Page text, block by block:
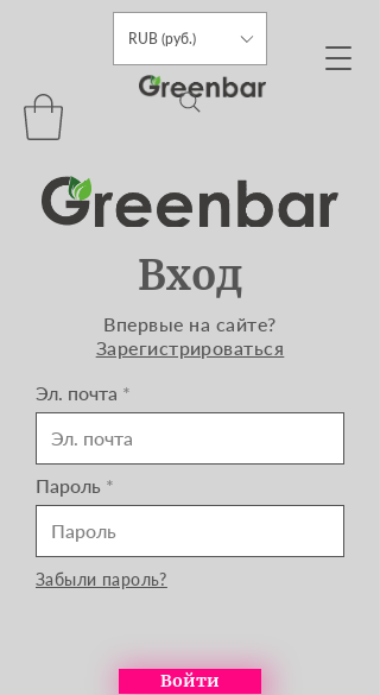
RUB (руб.)
Вход
Впервые на сайте?
Зарегистрироваться
Эл. почта
Пароль
Забыли пароль?
Войти